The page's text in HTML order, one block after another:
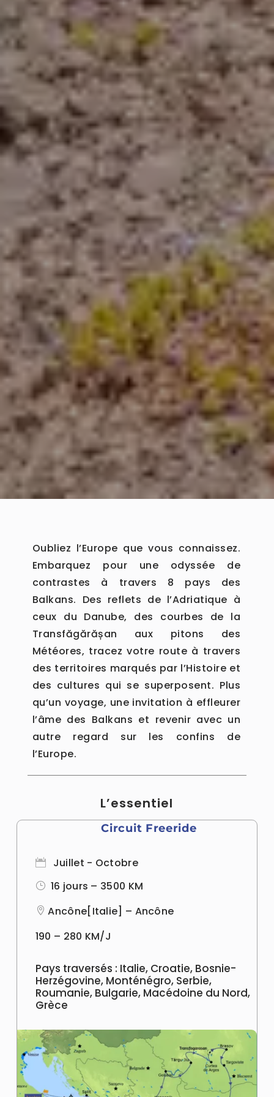
Oubliez l’Europe que vous connaissez.
Embarquez pour une odyssée de
contrastes à travers 8 pays des
Balkans. Des reflets de l’Adriatique à
ceux du Danube, des courbes de la
Transfăgărășan aux pitons des
Météores, tracez votre route à travers
des territoires marqués par l’Histoire et
des cultures qui se superposent. Plus
qu’un voyage, une invitation à effleurer
l’âme des Balkans et revenir avec un
autre regard sur les confins de
l’Europe.
L’essentiel
Circuit Freeride
 Juillet - Octobre
} 16 jours – 3500 KM
 Ancône[Italie] – Ancône
190 – 280 KM/J
Pays traversés : Italie, Croatie, Bosnie-
Herzégovine, Monténégro, Serbie,
Roumanie, Bulgarie, Macédoine du Nord,
Grèce